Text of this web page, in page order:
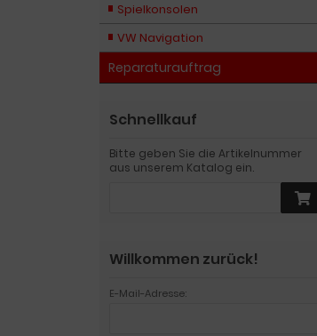
Spielkonsolen
VW Navigation
Reparaturauftrag
Schnellkauf
Bitte geben Sie die Artikelnummer
aus unserem Katalog ein.
Willkommen zurück!
E-Mail-Adresse: